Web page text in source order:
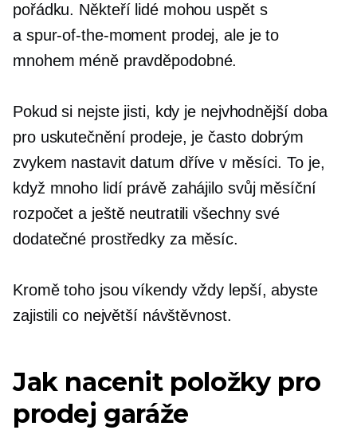
pořádku. Někteří lidé mohou uspět s
a spur-of-the-moment prodej, ale je to
mnohem méně pravděpodobné.
Pokud si nejste jisti, kdy je nejvhodnější doba
pro uskutečnění prodeje, je často dobrým
zvykem nastavit datum dříve v měsíci. To je,
když mnoho lidí právě zahájilo svůj měsíční
rozpočet a ještě neutratili všechny své
dodatečné prostředky za měsíc.
Kromě toho jsou víkendy vždy lepší, abyste
zajistili co největší návštěvnost.
Jak nacenit položky pro
prodej garáže